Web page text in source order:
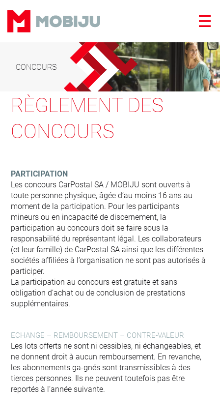
CONCOURS
RÈGLEMENT DES
CONCOURS
PARTICIPATION
Les concours CarPostal SA / MOBIJU sont ouverts à
toute personne physique, âgée d’au moins 16 ans au
moment de la participation. Pour les participants
mineurs ou en incapacité de discernement, la
participation au concours doit se faire sous la
responsabilité du représentant légal. Les collaborateurs
(et leur famille) de CarPostal SA ainsi que les différentes
sociétés affiliées à l’organisation ne sont pas autorisés à
participer.
La participation au concours est gratuite et sans
obligation d’achat ou de conclusion de prestations
supplémentaires.
ECHANGE – REMBOURSEMENT – CONTRE-VALEUR
Les lots offerts ne sont ni cessibles, ni échangeables, et
ne donnent droit à aucun remboursement. En revanche,
les abonnements ga-gnés sont transmissibles à des
tierces personnes. Ils ne peuvent toutefois pas être
reportés à l’année suivante.